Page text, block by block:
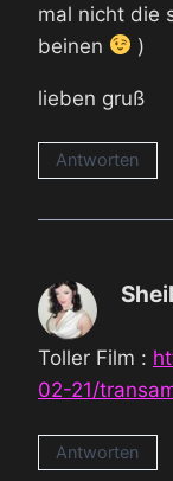
mal nicht die
beinen
)
lieben gruß
Antworten
Toller Film :
02-21/
Antworten